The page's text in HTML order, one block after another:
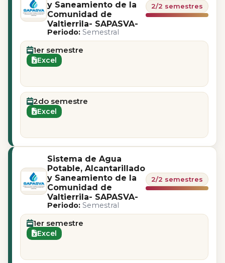
y Saneamiento de la
Comunidad de
Valtierrila- SAPASVA-
Periodo: Semestral
2/2 semestres
1er semestre
Excel
2do semestre
Excel
Sistema de Agua
Potable, Alcantarillado
y Saneamiento de la
Comunidad de
Valtierrila- SAPASVA-
Periodo: Semestral
2/2 semestres
1er semestre
Excel